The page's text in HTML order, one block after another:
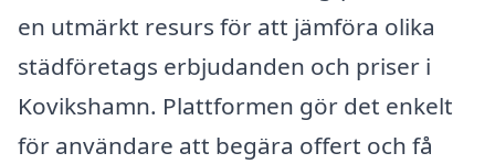
en utmärkt resurs för att jämföra olika
städföretags erbjudanden och priser i
Kovikshamn. Plattformen gör det enkelt
för användare att begära offert och få